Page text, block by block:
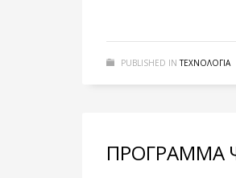
PUBLISHED IN ΤΕΧΝΟΛΟΓΙΑ
ΠΡΟΓΡΑΜΜΑ